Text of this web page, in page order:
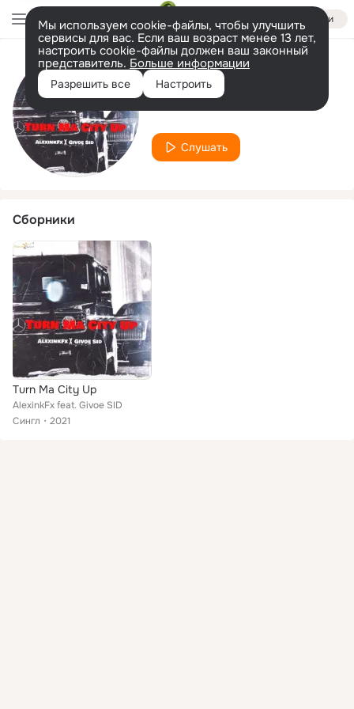
Войти
Мы используем cookie-файлы, чтобы улучшить
сервисы для вас. Если ваш возраст менее 13 лет,
настроить cookie-файлы должен ваш законный
представитель. Больше информации
Разрешить все Настроить
Исполнитель
Givoe SID
Слушать
Сборники
Turn Ma City Up
AlexinkFx feat. Givoe SID
Сингл
2021